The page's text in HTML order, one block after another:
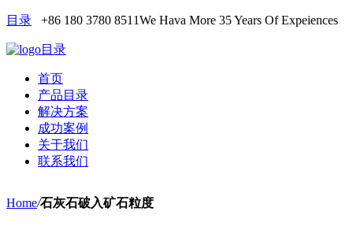
目录 +86 180 3780 8511We Hava More 35 Years Of Expeiences
目录
首页
产品目录
解决方案
成功案例
关于我们
联系我们
Home/石灰石破入矿石粒度